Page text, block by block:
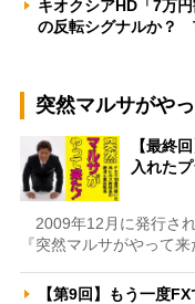
キオクシアHD「7万
の反転シグナルか？
突然マルサがや
【最終
入れた
2009年12月に発行さ
『突然マルサがやって
【第9回】もう一度